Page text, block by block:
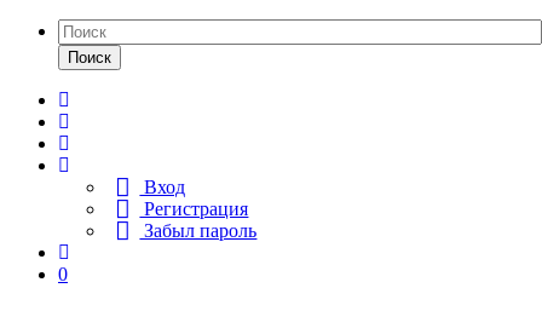
Поиск
Вход
Регистрация
Забыл пароль
0